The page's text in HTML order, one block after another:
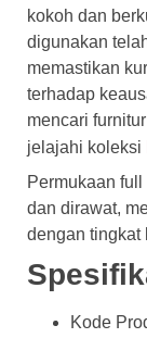
kokoh dan
digunakan
memastikan
terhadap
mencari
jelajahi koleksi
Permukaan
dan dirawat,
dengan tingkat
Kode